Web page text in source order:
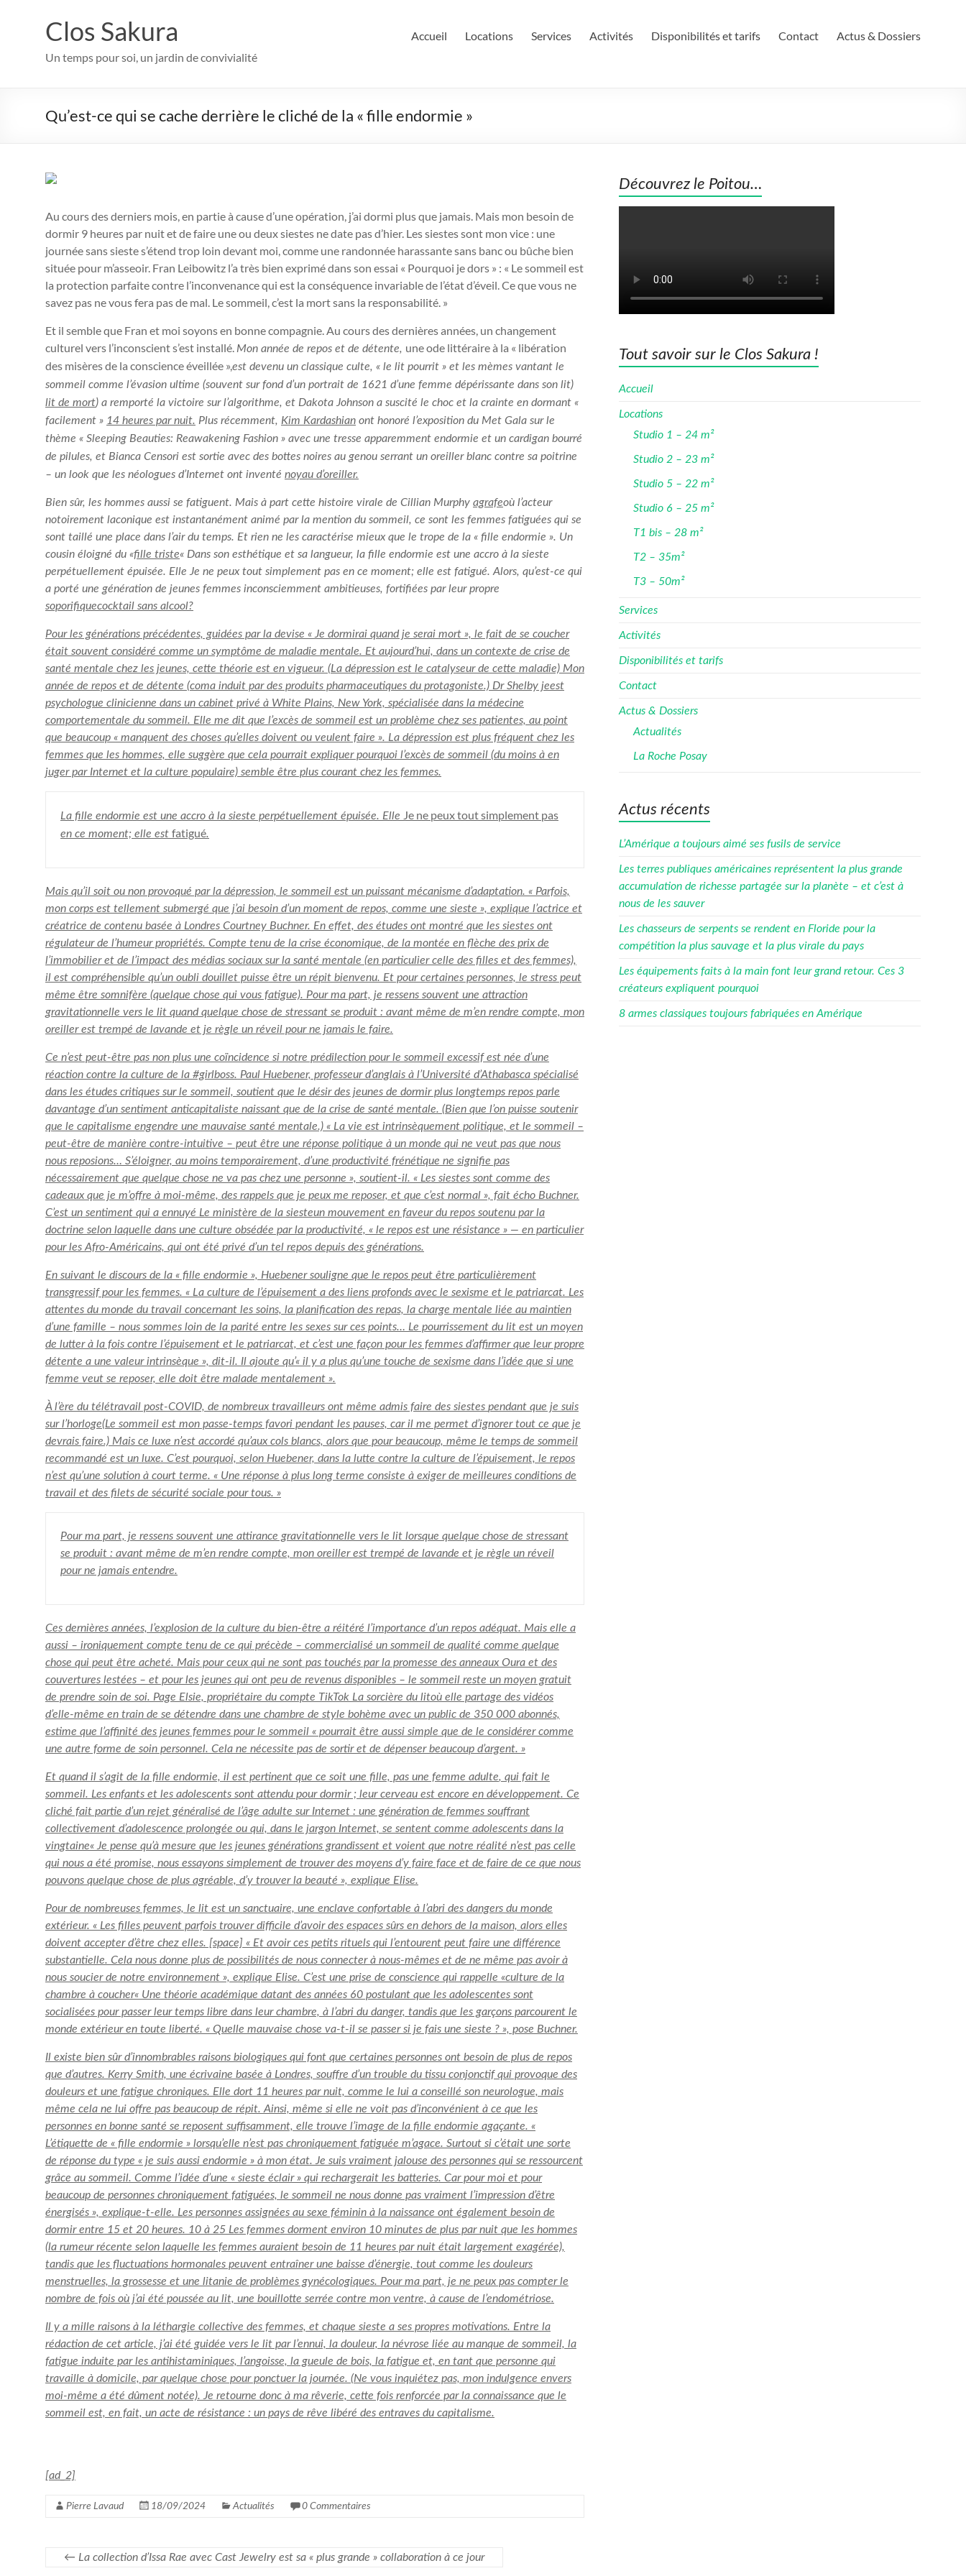
Clos Sakura
Un temps pour soi, un jardin de convivialité
Accueil Locations Services Activités Disponibilités et tarifs Contact Actus & Dossiers
Qu’est-ce qui se cache derrière le cliché de la « fille endormie »
Au cours des derniers mois, en partie à cause d’une opération, j’ai dormi plus que jamais. Mais mon besoin de
dormir 9 heures par nuit et de faire une ou deux siestes ne date pas d’hier. Les siestes sont mon vice : une
journée sans sieste s’étend trop loin devant moi, comme une randonnée harassante sans banc ou bûche bien
située pour m’asseoir. Fran Leibowitz l’a très bien exprimé dans son essai « Pourquoi je dors » : « Le sommeil est
la protection parfaite contre l’inconvenance qui est la conséquence invariable de l’état d’éveil. Ce que vous ne
savez pas ne vous fera pas de mal. Le sommeil, c’est la mort sans la responsabilité. »
Et il semble que Fran et moi soyons en bonne compagnie. Au cours des dernières années, un changement
culturel vers l’inconscient s’est installé. Mon année de repos et de détente, une ode littéraire à la « libération
des misères de la conscience éveillée »,est devenu un classique culte, « le lit pourrit » et les mèmes vantant le
sommeil comme l’évasion ultime (souvent sur fond d’un portrait de 1621 d’une femme dépérissante dans son lit)
lit de mort) a remporté la victoire sur l’algorithme, et Dakota Johnson a suscité le choc et la crainte en dormant «
facilement » 14 heures par nuit. Plus récemment, Kim Kardashian ont honoré l’exposition du Met Gala sur le
thème « Sleeping Beauties: Reawakening Fashion » avec une tresse apparemment endormie et un cardigan bourré
de pilules, et Bianca Censori est sortie avec des bottes noires au genou serrant un oreiller blanc contre sa poitrine
– un look que les néologues d’Internet ont inventé noyau d’oreiller.
Bien sûr, les hommes aussi se fatiguent. Mais à part cette histoire virale de Cillian Murphy agrafeoù l’acteur
notoirement laconique est instantanément animé par la mention du sommeil, ce sont les femmes fatiguées qui se
sont taillé une place dans l’air du temps. Et rien ne les caractérise mieux que le trope de la « fille endormie ». Un
cousin éloigné du «fille triste« Dans son esthétique et sa langueur, la fille endormie est une accro à la sieste
perpétuellement épuisée. Elle Je ne peux tout simplement pas en ce moment; elle est fatigué. Alors, qu’est-ce qui
a porté une génération de jeunes femmes inconsciemment ambitieuses, fortifiées par leur propre
soporifiquecocktail sans alcool?
Pour les générations précédentes, guidées par la devise « Je dormirai quand je serai mort », le fait de se coucher
était souvent considéré comme un symptôme de maladie mentale. Et aujourd’hui, dans un contexte de crise de
santé mentale chez les jeunes, cette théorie est en vigueur. (La dépression est le catalyseur de cette maladie) Mon
année de repos et de détente (coma induit par des produits pharmaceutiques du protagoniste.) Dr Shelby jeest
psychologue clinicienne dans un cabinet privé à White Plains, New York, spécialisée dans la médecine
comportementale du sommeil. Elle me dit que l’excès de sommeil est un problème chez ses patientes, au point
que beaucoup « manquent des choses qu’elles doivent ou veulent faire ». La dépression est plus fréquent chez les
femmes que les hommes, elle suggère que cela pourrait expliquer pourquoi l’excès de sommeil (du moins à en
juger par Internet et la culture populaire) semble être plus courant chez les femmes.
La fille endormie est une accro à la sieste perpétuellement épuisée. Elle Je ne peux tout simplement pas
en ce moment; elle est fatigué.
Mais qu’il soit ou non provoqué par la dépression, le sommeil est un puissant mécanisme d’adaptation. « Parfois,
mon corps est tellement submergé que j’ai besoin d’un moment de repos, comme une sieste », explique l’actrice et
créatrice de contenu basée à Londres Courtney Buchner. En effet, des études ont montré que les siestes ont
régulateur de l’humeurpropriétés. Compte tenu de la crise économique, de la montée en flèche des prix de
l’immobilier et de l’impact des médias sociaux sur la santé mentale (en particulier celle des filles et des femmes),
il est compréhensible qu’un oubli douillet puisse être un répit bienvenu. Et pour certaines personnes, le stress peut
même être somnifère (quelque chose qui vous fatigue). Pour ma part, je ressens souvent une attraction
gravitationnelle vers le lit quand quelque chose de stressant se produit : avant même de m’en rendre compte, mon
oreiller est trempé de lavande et je règle un réveil pour ne jamais le faire.
Ce n’est peut-être pas non plus une coïncidence si notre prédilection pour le sommeil excessif est née d’une
réaction contre la culture de la #girlboss. Paul Huebener, professeur d’anglais à l’Université d’Athabasca spécialisé
dans les études critiques sur le sommeil, soutient que le désir des jeunes de dormir plus longtemps repos parle
davantage d’un sentiment anticapitaliste naissant que de la crise de santé mentale. (Bien que l’on puisse soutenir
que le capitalisme engendre une mauvaise santé mentale.) « La vie est intrinsèquement politique, et le sommeil –
peut-être de manière contre-intuitive – peut être une réponse politique à un monde qui ne veut pas que nous
nous reposions… S’éloigner, au moins temporairement, d’une productivité frénétique ne signifie pas
nécessairement que quelque chose ne va pas chez une personne », soutient-il. « Les siestes sont comme des
cadeaux que je m’offre à moi-même, des rappels que je peux me reposer, et que c’est normal », fait écho Buchner.
C’est un sentiment qui a ennuyé Le ministère de la siesteun mouvement en faveur du repos soutenu par la
doctrine selon laquelle dans une culture obsédée par la productivité, « le repos est une résistance » — en particulier
pour les Afro-Américains, qui ont été privé d’un tel repos depuis des générations.
En suivant le discours de la « fille endormie », Huebener souligne que le repos peut être particulièrement
transgressif pour les femmes. « La culture de l’épuisement a des liens profonds avec le sexisme et le patriarcat. Les
attentes du monde du travail concernant les soins, la planification des repas, la charge mentale liée au maintien
d’une famille – nous sommes loin de la parité entre les sexes sur ces points… Le pourrissement du lit est un moyen
de lutter à la fois contre l’épuisement et le patriarcat, et c’est une façon pour les femmes d’affirmer que leur propre
détente a une valeur intrinsèque », dit-il. Il ajoute qu’« il y a plus qu’une touche de sexisme dans l’idée que si une
femme veut se reposer, elle doit être malade mentalement ».
À l’ère du télétravail post-COVID, de nombreux travailleurs ont même admis faire des siestes pendant que je suis
sur l’horloge(Le sommeil est mon passe-temps favori pendant les pauses, car il me permet d’ignorer tout ce que je
devrais faire.) Mais ce luxe n’est accordé qu’aux cols blancs, alors que pour beaucoup, même le temps de sommeil
recommandé est un luxe. C’est pourquoi, selon Huebener, dans la lutte contre la culture de l’épuisement, le repos
n’est qu’une solution à court terme. « Une réponse à plus long terme consiste à exiger de meilleures conditions de
travail et des filets de sécurité sociale pour tous. »
Pour ma part, je ressens souvent une attirance gravitationnelle vers le lit lorsque quelque chose de stressant
se produit : avant même de m’en rendre compte, mon oreiller est trempé de lavande et je règle un réveil
pour ne jamais entendre.
Ces dernières années, l’explosion de la culture du bien-être a réitéré l’importance d’un repos adéquat. Mais elle a
aussi – ironiquement compte tenu de ce qui précède – commercialisé un sommeil de qualité comme quelque
chose qui peut être acheté. Mais pour ceux qui ne sont pas touchés par la promesse des anneaux Oura et des
couvertures lestées – et pour les jeunes qui ont peu de revenus disponibles – le sommeil reste un moyen gratuit
de prendre soin de soi. Page Elsie, propriétaire du compte TikTok La sorcière du litoù elle partage des vidéos
d’elle-même en train de se détendre dans une chambre de style bohème avec un public de 350 000 abonnés,
estime que l’affinité des jeunes femmes pour le sommeil « pourrait être aussi simple que de le considérer comme
une autre forme de soin personnel. Cela ne nécessite pas de sortir et de dépenser beaucoup d’argent. »
Et quand il s’agit de la fille endormie, il est pertinent que ce soit une fille, pas une femme adulte, qui fait le
sommeil. Les enfants et les adolescents sont attendu pour dormir ; leur cerveau est encore en développement. Ce
cliché fait partie d’un rejet généralisé de l’âge adulte sur Internet : une génération de femmes souffrant
collectivement d’adolescence prolongée ou qui, dans le jargon Internet, se sentent comme adolescents dans la
vingtaine« Je pense qu’à mesure que les jeunes générations grandissent et voient que notre réalité n’est pas celle
qui nous a été promise, nous essayons simplement de trouver des moyens d’y faire face et de faire de ce que nous
pouvons quelque chose de plus agréable, d’y trouver la beauté », explique Elise.
Pour de nombreuses femmes, le lit est un sanctuaire, une enclave confortable à l’abri des dangers du monde
extérieur. « Les filles peuvent parfois trouver difficile d’avoir des espaces sûrs en dehors de la maison, alors elles
doivent accepter d’être chez elles. [space] « Et avoir ces petits rituels qui l’entourent peut faire une différence
substantielle. Cela nous donne plus de possibilités de nous connecter à nous-mêmes et de ne même pas avoir à
nous soucier de notre environnement », explique Elise. C’est une prise de conscience qui rappelle «culture de la
chambre à coucher« Une théorie académique datant des années 60 postulant que les adolescentes sont
socialisées pour passer leur temps libre dans leur chambre, à l’abri du danger, tandis que les garçons parcourent le
monde extérieur en toute liberté. « Quelle mauvaise chose va-t-il se passer si je fais une sieste ? », pose Buchner.
Il existe bien sûr d’innombrables raisons biologiques qui font que certaines personnes ont besoin de plus de repos
que d’autres. Kerry Smith, une écrivaine basée à Londres, souffre d’un trouble du tissu conjonctif qui provoque des
douleurs et une fatigue chroniques. Elle dort 11 heures par nuit, comme le lui a conseillé son neurologue, mais
même cela ne lui offre pas beaucoup de répit. Ainsi, même si elle ne voit pas d’inconvénient à ce que les
personnes en bonne santé se reposent suffisamment, elle trouve l’image de la fille endormie agaçante. «
L’étiquette de « fille endormie » lorsqu’elle n’est pas chroniquement fatiguée m’agace. Surtout si c’était une sorte
de réponse du type « je suis aussi endormie » à mon état. Je suis vraiment jalouse des personnes qui se ressourcent
grâce au sommeil. Comme l’idée d’une « sieste éclair » qui rechargerait les batteries. Car pour moi et pour
beaucoup de personnes chroniquement fatiguées, le sommeil ne nous donne pas vraiment l’impression d’être
énergisés », explique-t-elle. Les personnes assignées au sexe féminin à la naissance ont également besoin de
dormir entre 15 et 20 heures. 10 à 25 Les femmes dorment environ 10 minutes de plus par nuit que les hommes
(la rumeur récente selon laquelle les femmes auraient besoin de 11 heures par nuit était largement exagérée),
tandis que les fluctuations hormonales peuvent entraîner une baisse d’énergie, tout comme les douleurs
menstruelles, la grossesse et une litanie de problèmes gynécologiques. Pour ma part, je ne peux pas compter le
nombre de fois où j’ai été poussée au lit, une bouillotte serrée contre mon ventre, à cause de l’endométriose.
Il y a mille raisons à la léthargie collective des femmes, et chaque sieste a ses propres motivations. Entre la
rédaction de cet article, j’ai été guidée vers le lit par l’ennui, la douleur, la névrose liée au manque de sommeil, la
fatigue induite par les antihistaminiques, l’angoisse, la gueule de bois, la fatigue et, en tant que personne qui
travaille à domicile, par quelque chose pour ponctuer la journée. (Ne vous inquiétez pas, mon indulgence envers
moi-même a été dûment notée). Je retourne donc à ma rêverie, cette fois renforcée par la connaissance que le
sommeil est, en fait, un acte de résistance : un pays de rêve libéré des entraves du capitalisme.
[ad_2]
Pierre Lavaud 18/09/2024 Actualités 0 Commentaires
← La collection d’Issa Rae avec Cast Jewelry est sa « plus grande » collaboration à ce jour
Découvrez le Poitou…
Tout savoir sur le Clos Sakura !
Accueil
Locations
Studio 1 – 24 m²
Studio 2 – 23 m²
Studio 5 – 22 m²
Studio 6 – 25 m²
T1 bis – 28 m²
T2 – 35m²
T3 – 50m²
Services
Activités
Disponibilités et tarifs
Contact
Actus & Dossiers
Actualités
La Roche Posay
Actus récents
L’Amérique a toujours aimé ses fusils de service
Les terres publiques américaines représentent la plus grande
accumulation de richesse partagée sur la planète – et c’est à
nous de les sauver
Les chasseurs de serpents se rendent en Floride pour la
compétition la plus sauvage et la plus virale du pays
Les équipements faits à la main font leur grand retour. Ces 3
créateurs expliquent pourquoi
8 armes classiques toujours fabriquées en Amérique